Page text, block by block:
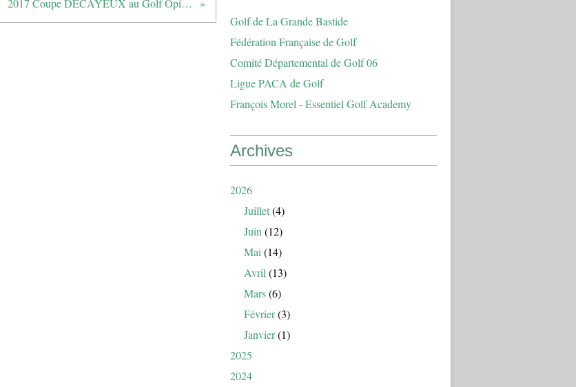
2017 Coupe DECAYEUX au Golf Opio Valbonne
Golf de La Grande Bastide
Fédération Française de Golf
Comité Départemental de Golf 06
Ligue PACA de Golf
François Morel - Essentiel Golf Academy
Archives
2026
Juillet(4)
Juin (12)
Mai (14)
Avril (13)
Mars(6)
Février(3)
Janvier(1)
2025
2024